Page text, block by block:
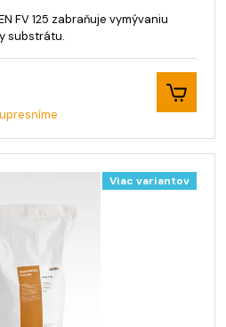
FV 125 zabraňuje vymývaniu
substrátu.
Viac variantov